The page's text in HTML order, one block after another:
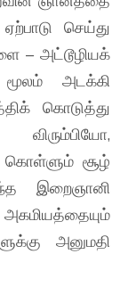
செய்து
– அட்டூழியக்
அடக்கி
கொடுத்து
கொள்ளும் சூழ்
இறைஞானி
அனுமதி